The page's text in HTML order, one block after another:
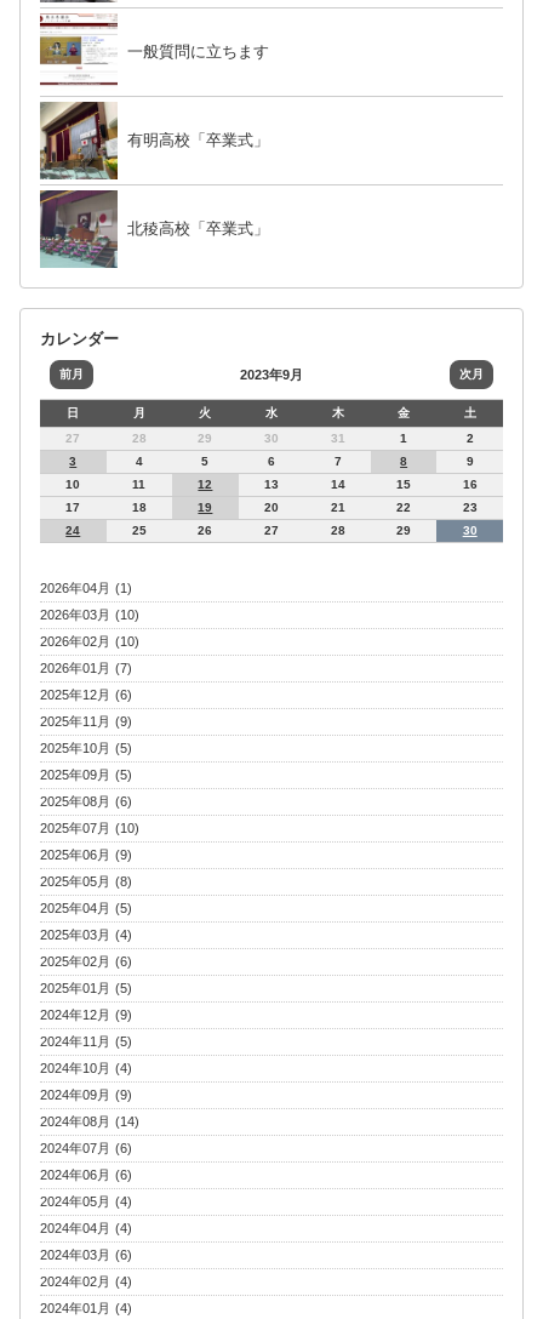
一般質問に立ちます
有明高校「卒業式」
北稜高校「卒業式」
カレンダー
前月 2023年9月 次月
日 月 火 水 木 金
土
27
28 29 30 31 1
2
3
4 5 6 7 8
9
10
11 12 13 14 15
16
17
18 19 20 21 22
23
24
25 26 27 28 29 30
2026年04月 (1)
2026年03月 (10)
2026年02月 (10)
2026年01月 (7)
2025年12月 (6)
2025年11月 (9)
2025年10月 (5)
2025年09月 (5)
2025年08月 (6)
2025年07月 (10)
2025年06月 (9)
2025年05月 (8)
2025年04月 (5)
2025年03月 (4)
2025年02月 (6)
2025年01月 (5)
2024年12月 (9)
2024年11月 (5)
2024年10月 (4)
2024年09月 (9)
2024年08月 (14)
2024年07月 (6)
2024年06月 (6)
2024年05月 (4)
2024年04月 (4)
2024年03月 (6)
2024年02月 (4)
2024年01月 (4)